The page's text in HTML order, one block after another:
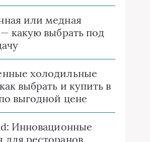
или медная
какую выбрать под
холодильные
выбрать и купить в
выгодной цене
Инновационные
для ресторанов,